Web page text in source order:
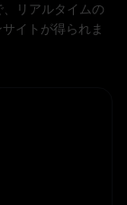
リアルタイムの
イトが得られま